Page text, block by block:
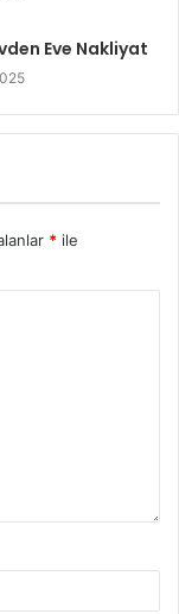
Eve Nakliyat
* ile